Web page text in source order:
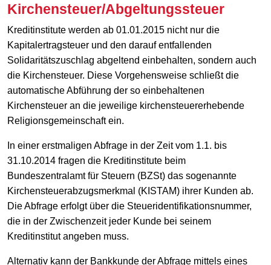
Kirchensteuer/Abgeltungssteuer
Kreditinstitute werden ab 01.01.2015 nicht nur die
Kapitalertragsteuer und den darauf entfallenden
Solidaritätszuschlag abgeltend einbehalten, sondern auch
die Kirchensteuer. Diese Vorgehensweise schließt die
automatische Abführung der so einbehaltenen
Kirchensteuer an die jeweilige kirchensteuererhebende
Religionsgemeinschaft ein.
In einer erstmaligen Abfrage in der Zeit vom 1.1. bis
31.10.2014 fragen die Kreditinstitute beim
Bundeszentralamt für Steuern (BZSt) das sogenannte
Kirchensteuerabzugsmerkmal (KISTAM) ihrer Kunden ab.
Die Abfrage erfolgt über die Steueridentifikationsnummer,
die in der Zwischenzeit jeder Kunde bei seinem
Kreditinstitut angeben muss.
Alternativ kann der Bankkunde der Abfrage mittels eines